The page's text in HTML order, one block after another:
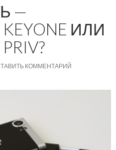
—
KEYONE ИЛИ
КОММЕНТАРИЙ